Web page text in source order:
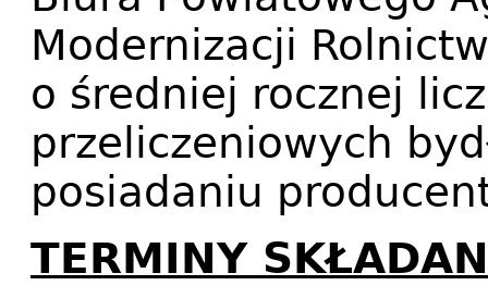
Modernizacji
o średniej rocznej
przeliczeniowych
posiadaniu
TERMINY